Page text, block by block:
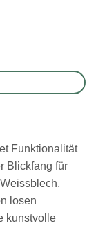
Funktionalität
Blickfang für
losen
kunstvolle